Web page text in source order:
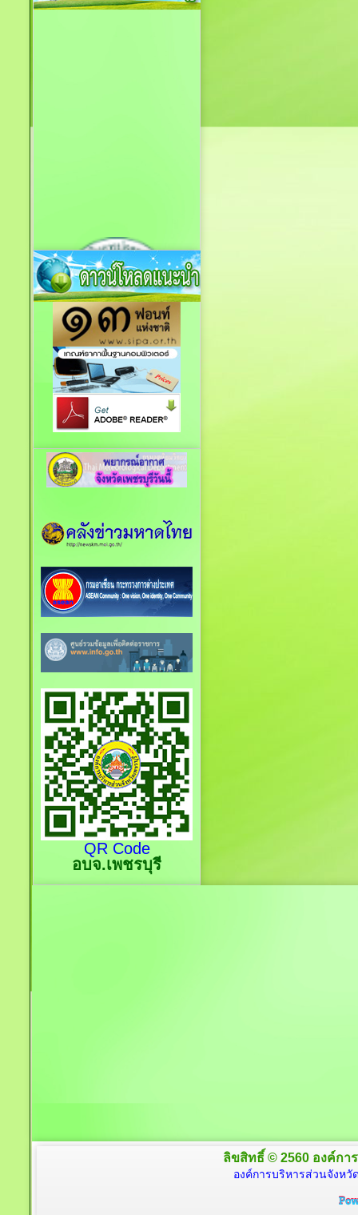
QR Code
อบจ.เพชรบุรี
ลิขสิทธิ์ © 2560 องค์กา
องค์การบริหารส่วนจังหวั